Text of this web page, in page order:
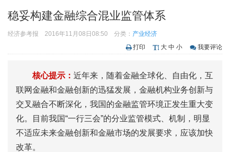
稳妥构建金融综合混业监管体系
经济参考报 2016年11月08日08:50 分类： 产业经济
打印
大 中 小 我要评论
核心提示： 近年来，随着金融全球化、自由化，互
联网金融和金融创新的迅猛发展，金融机构业务创新与
交叉融合不断深化，我国的金融监管环境正发生重大变
化。目前我国“一行三会”的分业监管模式、机制，明显
不适应未来金融创新和金融市场的发展要求，应该加快
改革。